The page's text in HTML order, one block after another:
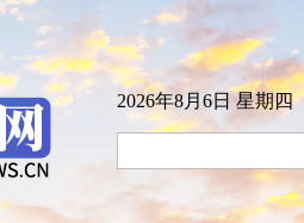
2026年8月6日 星期四